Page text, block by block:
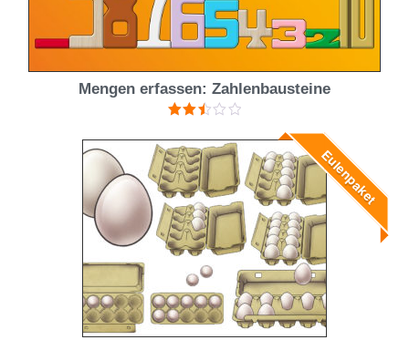
Mengen erfassen: Zahlenbausteine
mit
2.50
von 5
Eulenpaket